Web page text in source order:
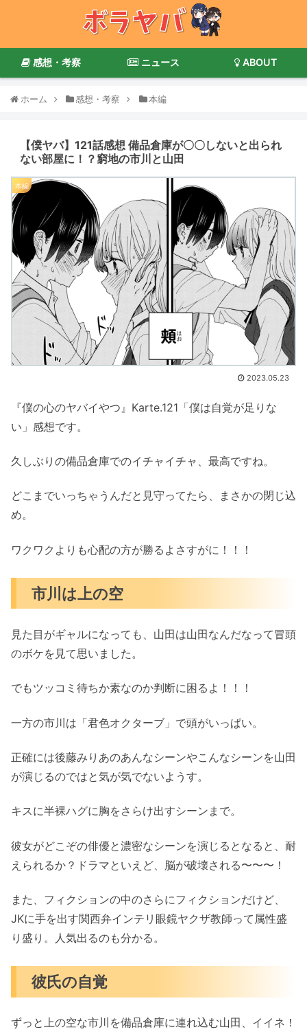
感想・考察 ニュース ABOUT
ホーム 感想・考察 本編
【僕ヤバ】121話感想 備品倉庫が〇〇しないと出られ
ない部屋に！？窮地の市川と山田
本編
2023.05.23
『僕の心のヤバイやつ』Karte.121「僕は自覚が足りな
い」感想です。
久しぶりの備品倉庫でのイチャイチャ、最高ですね。
どこまでいっちゃうんだと見守ってたら、まさかの閉じ込
め。
ワクワクよりも心配の方が勝るよさすがに！！！
市川は上の空
見た目がギャルになっても、山田は山田なんだなって冒頭
のボケを見て思いました。
でもツッコミ待ちか素なのか判断に困るよ！！！
一方の市川は「君色オクターブ」で頭がいっぱい。
正確には後藤みりあのあんなシーンやこんなシーンを山田
が演じるのではと気が気でないようす。
キスに半裸ハグに胸をさらけ出すシーンまで。
彼女がどこぞの俳優と濃密なシーンを演じるとなると、耐
えられるか？ドラマといえど、脳が破壊される〜〜〜！
また、フィクションの中のさらにフィクションだけど、
JKに手を出す関西弁インテリ眼鏡ヤクザ教師って属性盛
り盛り。人気出るのも分かる。
彼氏の自覚
ずっと上の空な市川を備品倉庫に連れ込む山田、イイネ！